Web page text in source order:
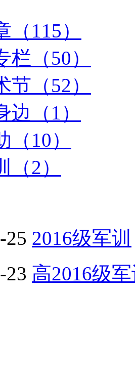
115）
栏（50）
（52）
（1）
10）
2）
25 2016级军训
23 高2016级